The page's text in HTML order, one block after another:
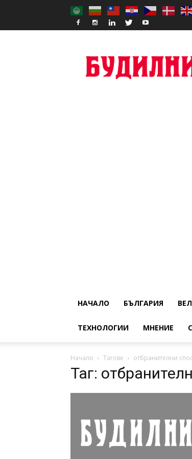
НАЧАЛО БЪЛГАРИЯ
ТЕХНОЛОГИИ МНЕНИЕ
Начало Тагове отбранителни
Таг: